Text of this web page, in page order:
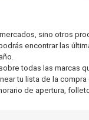
sino otros
encontrar las
todas las marcas
tu lista de la
de apertura,